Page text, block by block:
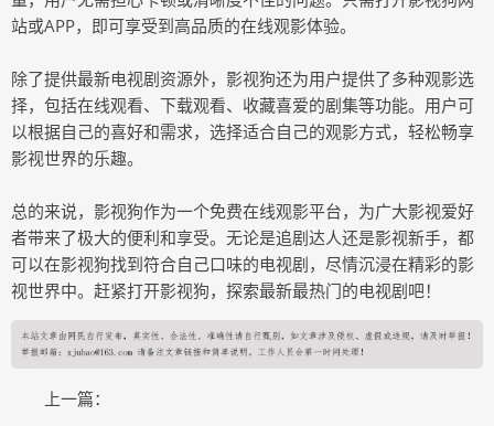
站或APP，即可享受到高品质的在线观影体验。
除了提供最新电视剧资源外，影视狗还为用户提供了多种观影选
择，包括在线观看、下载观看、收藏喜爱的剧集等功能。用户可
以根据自己的喜好和需求，选择适合自己的观影方式，轻松畅享
影视世界的乐趣。
总的来说，影视狗作为一个免费在线观影平台，为广大影视爱好
者带来了极大的便利和享受。无论是追剧达人还是影视新手，都
可以在影视狗找到符合自己口味的电视剧，尽情沉浸在精彩的影
视世界中。赶紧打开影视狗，探索最新最热门的电视剧吧！
上一篇：